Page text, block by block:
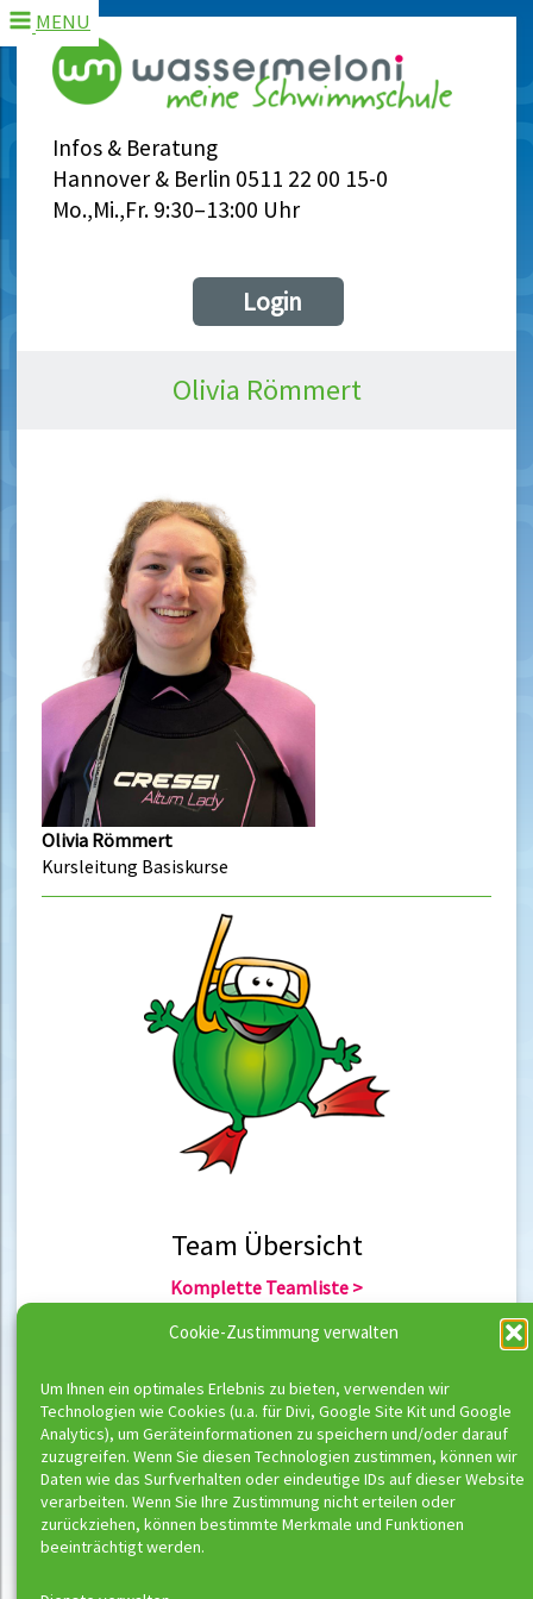
Cookie-Zustimmung verwalten
Um Ihnen ein optimales Erlebnis zu bieten, verwenden wir
Technologien wie Cookies (u.a. für Divi, Google Site Kit und Google
Analytics), um Geräteinformationen zu speichern und/oder darauf
zuzugreifen. Wenn Sie diesen Technologien zustimmen, können wir
Daten wie das Surfverhalten oder eindeutige IDs auf dieser Website
verarbeiten. Wenn Sie Ihre Zustimmung nicht erteilen oder
zurückziehen, können bestimmte Merkmale und Funktionen
beeinträchtigt werden.
Infos & Beratung
Hannover & Berlin 0511 22 00 15-0
Mo.,Mi.,Fr. 9:30–13:00 Uhr
MENU
Login
Olivia Römmert
Olivia Römmert
Kursleitung Basiskurse
Team Übersicht
Komplette Teamliste >
Team Hannover >
Team Übersicht
Komplette Trainerliste >
Trainer Berlin >
Trainer Hannover >